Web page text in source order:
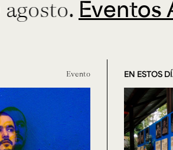
Eventos
Evento EN ESTOS